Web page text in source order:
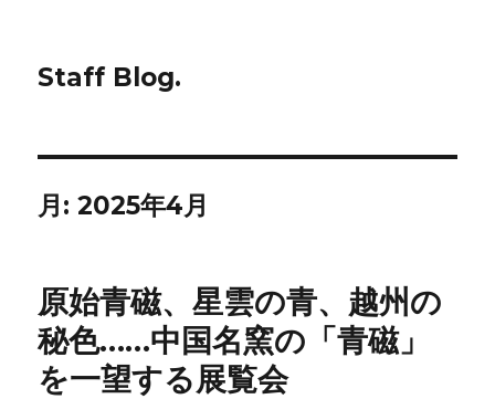
Staff Blog.
月:2025年4月
原始青磁、星雲の青、越州の
秘色……中国名窯の「青磁」
を一望する展覧会